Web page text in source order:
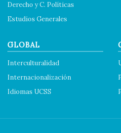
Derecho y C. Políticas
Estudios Generales
GLOBAL
Interculturalidad
Internacionalización
Idiomas UCSS